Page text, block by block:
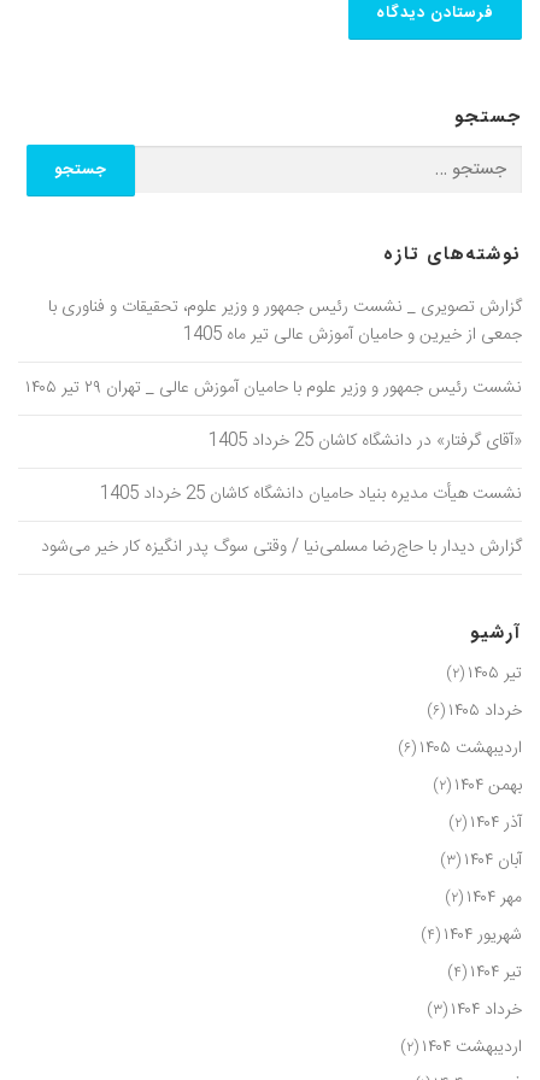
جستجو
نوشته‌های تازه
گزارش تصویری _ نشست رئیس جمهور و وزیر علوم، تحقیقات و فناوری با
جمعی از خیرین و حامیان آموزش عالی تیر ماه 1405
نشست رئیس جمهور و وزیر علوم با حامیان آموزش عالی _ تهران ۲۹ تیر ۱۴۰۵
«آقای گرفتار» در دانشگاه کاشان 25 خرداد 1405
نشست هیأت مدیره بنیاد حامیان دانشگاه کاشان 25 خرداد 1405
گزارش دیدار با حاج‌رضا مسلمی‌نیا / وقتی سوگ پدر انگیزه کار خیر می‌شود
آرشیو
تیر ۱۴۰۵ (۲)
خرداد ۱۴۰۵ (۶)
اردیبهشت ۱۴۰۵ (۶)
بهمن ۱۴۰۴ (۲)
آذر ۱۴۰۴ (۲)
آبان ۱۴۰۴ (۳)
مهر ۱۴۰۴ (۲)
شهریور ۱۴۰۴ (۴)
تیر ۱۴۰۴ (۴)
خرداد ۱۴۰۴ (۳)
اردیبهشت ۱۴۰۴ (۲)